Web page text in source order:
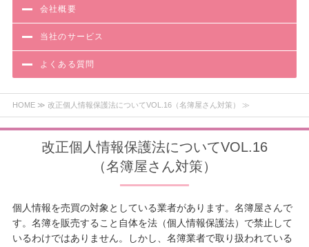
会社概要
当社のサービス
よくある質問
HOME≫ 改正個人情報保護法についてVOL.16（名簿屋さん対策） ≫
改正個人情報保護法についてVOL.16
（名簿屋さん対策）
個人情報を売買の対象としている業者があります。名簿屋さんで
す。名簿を販売すること自体を法（個人情報保護法）で禁止して
いるわけではありません。しかし、名簿業者で取り扱われている